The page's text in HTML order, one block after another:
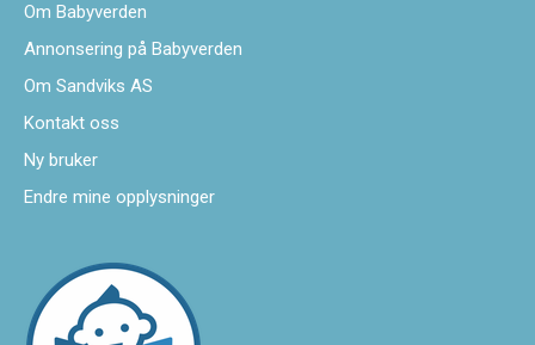
Om Babyverden
Annonsering på Babyverden
Om Sandviks AS
Kontakt oss
Ny bruker
Endre mine opplysninger